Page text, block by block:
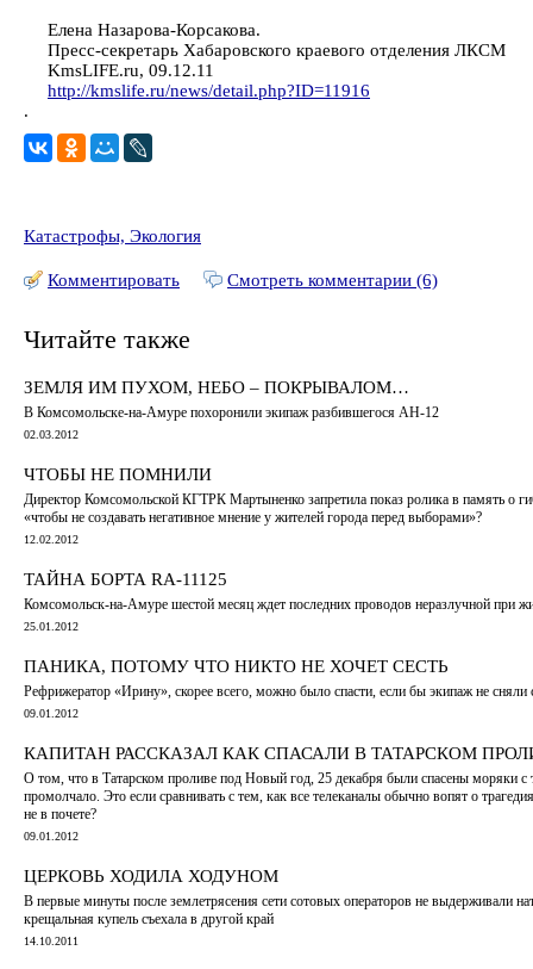
Елена Назарова-Корсакова.
Пресс-секретарь Хабаровского краевого отделения ЛКСМ
KmsLIFE.ru, 09.12.11
http://kmslife.ru/news/detail.php?ID=11916
.
Катастрофы, Экология
Комментировать Смотреть комментарии (6)
Читайте также
ЗЕМЛЯ ИМ ПУХОМ, НЕБО – ПОКРЫВАЛОМ…
В Комсомольске-на-Амуре похоронили экипаж разбившегося АН-12
02.03.2012
ЧТОБЫ НЕ ПОМНИЛИ
Директор Комсомольской КГТРК Мартыненко запретила показ ролика в память о
«чтобы не создавать негативное мнение у жителей города перед выборами»?
12.02.2012
ТАЙНА БОРТА RA-11125
Комсомольск-на-Амуре шестой месяц ждет последних проводов неразлучной при
25.01.2012
ПАНИКА, ПОТОМУ ЧТО НИКТО НЕ ХОЧЕТ СЕСТЬ
Рефрижератор «Ирину», скорее всего, можно было спасти, если бы экипаж не
09.01.2012
КАПИТАН РАССКАЗАЛ КАК СПАСАЛИ В ТАТАРСКОМ
О том, что в Татарском проливе под Новый год, 25 декабря были спасены моряки с
промолчало. Это если сравнивать с тем, как все телеканалы обычно вопят о
не в почете?
09.01.2012
ЦЕРКОВЬ ХОДИЛА ХОДУНОМ
В первые минуты после землетрясения сети сотовых операторов не выдерживали
крещальная купель съехала в другой край
14.10.2011